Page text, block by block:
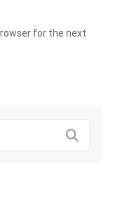
for the next